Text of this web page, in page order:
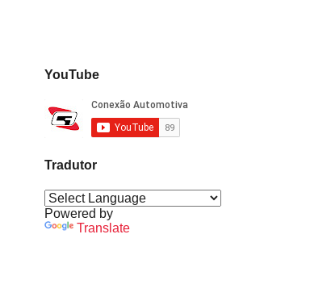
YouTube
Tradutor
Powered by
Translate